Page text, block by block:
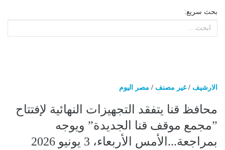
بحث سريع:
الارشيف /غير مصنف / مصر اليوم
محافظ قنا يتفقد التجهيزات النهائية لإفتتاح
”مجمع موقف قنا الجديدة” ويوجه
بمراجعة...الأمس الأربعاء، 3 يونيو 2026